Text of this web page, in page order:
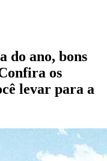
do ano, bons
os
levar para a